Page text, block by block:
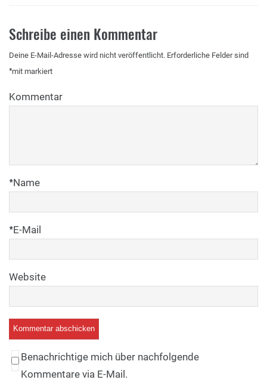
Schreibe einen Kommentar
Deine E-Mail-Adresse wird nicht veröffentlicht. Erforderliche Felder sind
mit
* markiert
Kommentar
Name
*
E-Mail
*
Website
Benachrichtige mich über nachfolgende
Kommentare via E-Mail.